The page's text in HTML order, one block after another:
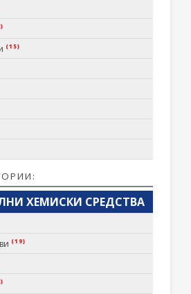
(15)
ХЕМИСКИ СРЕДСТВА
(19)